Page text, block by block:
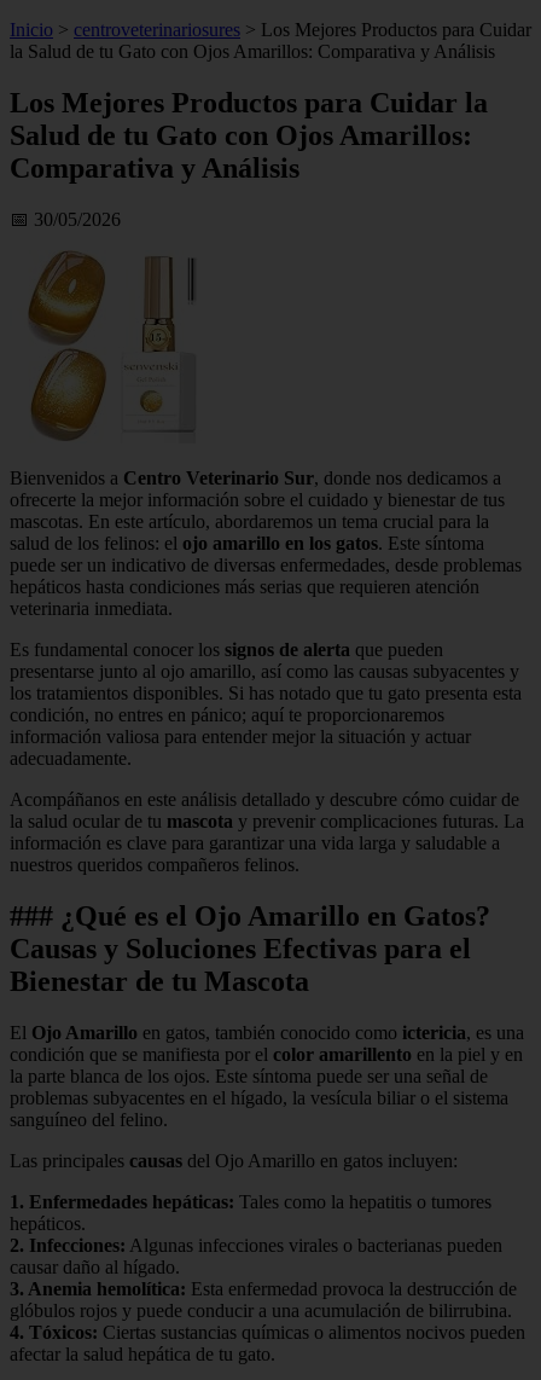
Inicio > centroveterinariosures > Los Mejores Productos para Cuidar
la Salud de tu Gato con Ojos Amarillos: Comparativa y Análisis
Los Mejores Productos para Cuidar la
Salud de tu Gato con Ojos Amarillos:
Comparativa y Análisis
📅 30/05/2026
Bienvenidos a Centro Veterinario Sur, donde nos dedicamos a
ofrecerte la mejor información sobre el cuidado y bienestar de tus
mascotas. En este artículo, abordaremos un tema crucial para la
salud de los felinos: el ojo amarillo en los gatos. Este síntoma
puede ser un indicativo de diversas enfermedades, desde problemas
hepáticos hasta condiciones más serias que requieren atención
veterinaria inmediata.
Es fundamental conocer los signos de alerta que pueden
presentarse junto al ojo amarillo, así como las causas subyacentes y
los tratamientos disponibles. Si has notado que tu gato presenta esta
condición, no entres en pánico; aquí te proporcionaremos
información valiosa para entender mejor la situación y actuar
adecuadamente.
Acompáñanos en este análisis detallado y descubre cómo cuidar de
la salud ocular de tu mascota y prevenir complicaciones futuras. La
información es clave para garantizar una vida larga y saludable a
nuestros queridos compañeros felinos.
### ¿Qué es el Ojo Amarillo en Gatos?
Causas y Soluciones Efectivas para el
Bienestar de tu Mascota
El Ojo Amarillo en gatos, también conocido como ictericia, es una
condición que se manifiesta por el color amarillento en la piel y en
la parte blanca de los ojos. Este síntoma puede ser una señal de
problemas subyacentes en el hígado, la vesícula biliar o el sistema
sanguíneo del felino.
Las principales causas del Ojo Amarillo en gatos incluyen:
1. Enfermedades hepáticas: Tales como la hepatitis o tumores
hepáticos.
2. Infecciones: Algunas infecciones virales o bacterianas pueden
causar daño al hígado.
3. Anemia hemolítica: Esta enfermedad provoca la destrucción de
glóbulos rojos y puede conducir a una acumulación de bilirrubina.
4. Tóxicos: Ciertas sustancias químicas o alimentos nocivos pueden
afectar la salud hepática de tu gato.